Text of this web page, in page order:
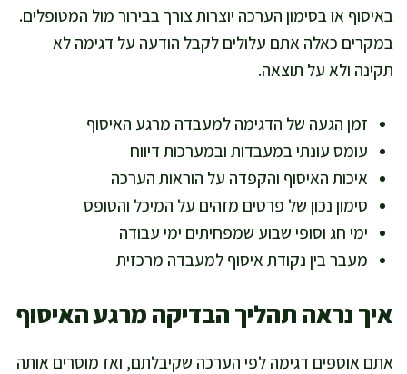
באיסוף או בסימון הערכה יוצרות צורך בבירור מול המטופלים.
במקרים כאלה אתם עלולים לקבל הודעה על דגימה לא
תקינה ולא על תוצאה.
זמן הגעה של הדגימה למעבדה מרגע האיסוף
עומס עונתי במעבדות ובמערכות דיווח
איכות האיסוף והקפדה על הוראות הערכה
סימון נכון של פרטים מזהים על המיכל והטופס
ימי חג וסופי שבוע שמפחיתים ימי עבודה
מעבר בין נקודת איסוף למעבדה מרכזית
איך נראה תהליך הבדיקה מרגע האיסוף
אתם אוספים דגימה לפי הערכה שקיבלתם, ואז מוסרים אותה